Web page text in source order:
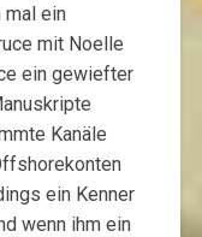
mal ein
mit Noelle
ein gewiefter
Kanäle
ein Kenner
wenn ihm ein